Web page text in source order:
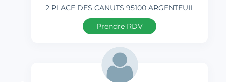
2 PLACE DES CANUTS 95100 ARGENTEUIL
Prendre RDV